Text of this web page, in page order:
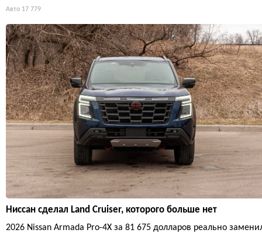
Авто 17 779
Ниссан сделал Land Cruiser, которого больше нет
2026 Nissan Armada Pro-4X за 81 675 долларов реально